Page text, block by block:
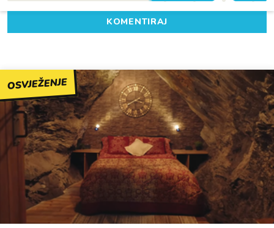
KOMENTIRAJ
OSVJEŽENJE